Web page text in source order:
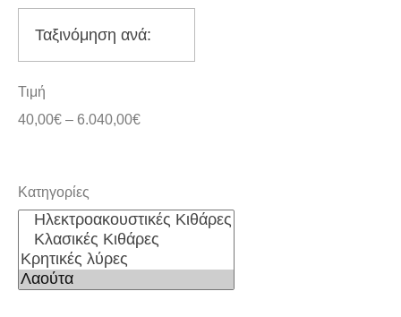
Τιμή
40,00€ – 6.040,00€
Κατηγορίες